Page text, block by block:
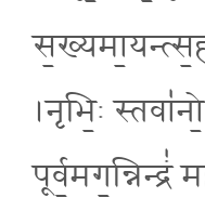
।नृभि॒ः